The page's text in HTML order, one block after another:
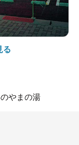
る
やまの湯